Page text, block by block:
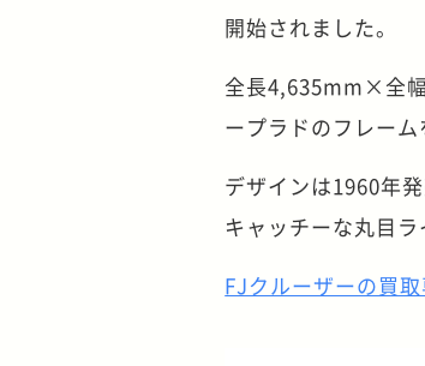
開始されました。
全長4,635mm×全
ープラドのフレー
デザインは1960年
キャッチーな丸目
FJクルーザーの買